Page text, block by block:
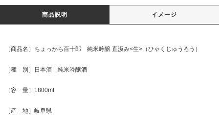
商品説明 イメージ
［商品名］ちょっから百十郎 純米吟醸 直汲み<生>（ひゃくじゅうろう）
［種 別］日本酒 純米吟醸酒
［容 量］1800ml
［産 地］岐阜県